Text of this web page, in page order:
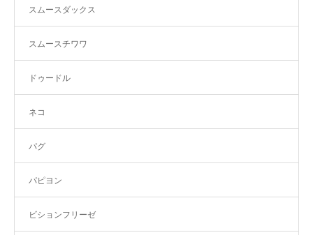
スムースダックス
スムースチワワ
ドゥードル
ネコ
パグ
パピヨン
ビションフリーゼ